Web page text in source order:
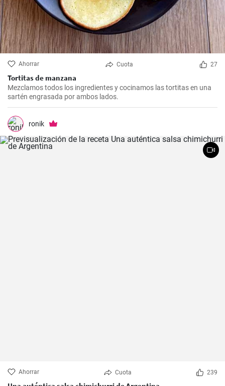
Ahorrar Cuota 27
Tortitas de manzana
Mezclamos todos los ingredientes y cocinamos las tortitas en una
sartén engrasada por ambos lados.
ronik
Ahorrar Cuota 239